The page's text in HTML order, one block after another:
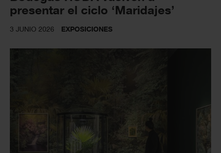
presentar el ciclo ‘Maridajes’
3 JUNIO 2026 EXPOSICIONES